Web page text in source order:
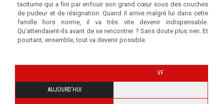
taciturne qui a fini par enfouir son grand cœur sous des couches
de pudeur et de résignation. Quand il arrive malgré lui dans cette
famille hors norme, il va très vite devenir indispensable.
Qu’attendaient-ils avant de se rencontrer ? Sans doute plus rien. Et
pourtant, ensemble, tout va devenir possible.
VF
AUJOURD'HUI